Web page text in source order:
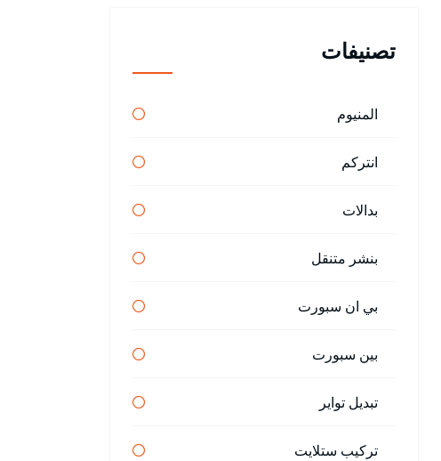
تصنيفات
المنيوم
انتركم
بدالات
بنشر متنقل
بي ان سبورت
بين سبورت
تبديل تواير
تركيب ستلايت